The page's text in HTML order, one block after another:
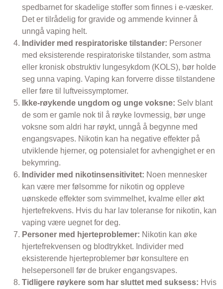
spedbarnet for skadelige stoffer som finnes i e-væsker.
Det er tilrådelig for gravide og ammende kvinner å
unngå vaping helt.
Individer med respiratoriske tilstander: Personer
med eksisterende respiratoriske tilstander, som astma
eller kronisk obstruktiv lungesykdom (KOLS), bør holde
seg unna vaping. Vaping kan forverre disse tilstandene
eller føre til luftveissymptomer.
Ikke-røykende ungdom og unge voksne: Selv blant
de som er gamle nok til å røyke lovmessig, bør unge
voksne som aldri har røykt, unngå å begynne med
engangsvapes. Nikotin kan ha negative effekter på
utviklende hjerner, og potensialet for avhengighet er en
bekymring.
Individer med nikotinsensitivitet: Noen mennesker
kan være mer følsomme for nikotin og oppleve
uønskede effekter som svimmelhet, kvalme eller økt
hjertefrekvens. Hvis du har lav toleranse for nikotin, kan
vaping være uegnet for deg.
Personer med hjerteproblemer: Nikotin kan øke
hjertefrekvensen og blodtrykket. Individer med
eksisterende hjerteproblemer bør konsultere en
helsepersonell før de bruker engangsvapes.
Tidligere røykere som har sluttet med suksess: Hvis